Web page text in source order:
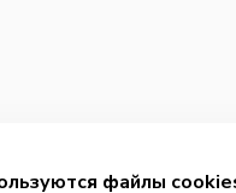
файлы